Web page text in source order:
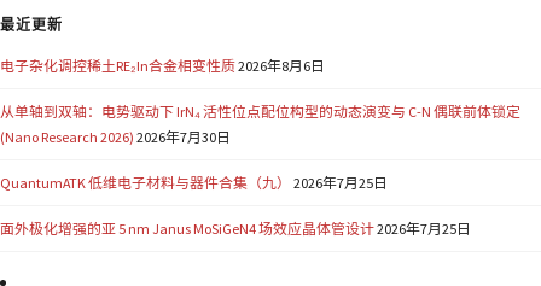
最近更新
电子杂化调控稀土RE₂In合金相变性质2026年8月6日
从单轴到双轴：电势驱动下 IrN₄ 活性位点配位构型的动态演变与 C-N 偶联前体锁定
(Nano Research 2026) 2026年7月30日
QuantumATK 低维电子材料与器件合集（九） 2026年7月25日
面外极化增强的亚 5 nm Janus MoSiGeN4 场效应晶体管设计2026年7月25日